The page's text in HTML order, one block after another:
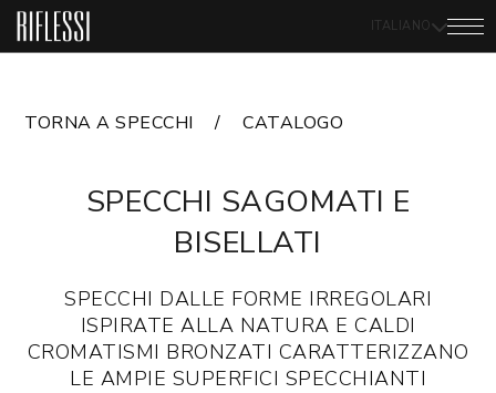
ITALIANO
TORNA A SPECCHI CATALOGO
SPECCHI SAGOMATI E
BISELLATI
SPECCHI DALLE FORME IRREGOLARI
ISPIRATE ALLA NATURA E CALDI
CROMATISMI BRONZATI CARATTERIZZANO
LE AMPIE SUPERFICI SPECCHIANTI